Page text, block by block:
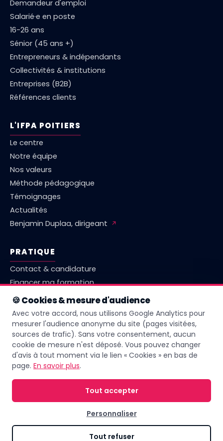
Demandeur d'emploi
Salarié·e en poste
16-26 ans
Sénior (45 ans +)
Entrepreneurs & indépendants
Collectivités & institutions
Entreprises (B2B)
Références clients
L'IFPA POITIERS
Le centre
Notre équipe
Nos valeurs
Méthode pédagogique
Témoignages
Actualités
Benjamin Duplaa, dirigeant ↗
PRATIQUE
Contact & candidature
Financer ma formation
Marché emploi Vienne
Comparatif centres Poitiers
Questions fréquentes
Livret d'accueil
Page mise à jour le
© 2026 IFPA Poitiers — Tous droits réservés. Sous la direction de
Duplaa↗
Mentions légales ·Confidentialité
🍪 Cookies & mesure d'audience
Avec votre accord, nous utilisons Google Analytics pour
mesurer l'audience anonyme du site (pages visitées,
sources de trafic). Sans votre consentement, aucun
cookie de mesure n'est déposé. Vous pouvez changer
d'avis à tout moment via le lien « Cookies » en bas de
page. En savoir plus.
Tout refuser
Personnaliser
Tout accepter